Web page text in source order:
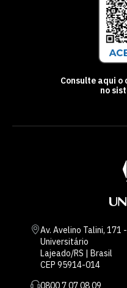
Consulte aqui
no
Av. Avelino Talini, 171
Universitário
Lajeado/RS | Brasil
CEP 95914-014
0800 7 07 08 09